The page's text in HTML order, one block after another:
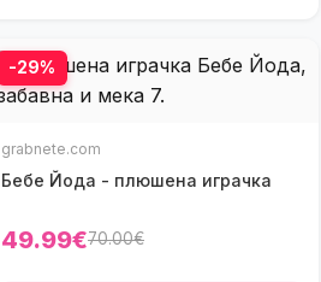
-29%
grabnete.com
Бебе Йода - плюшена играчка
49.99€70.00€